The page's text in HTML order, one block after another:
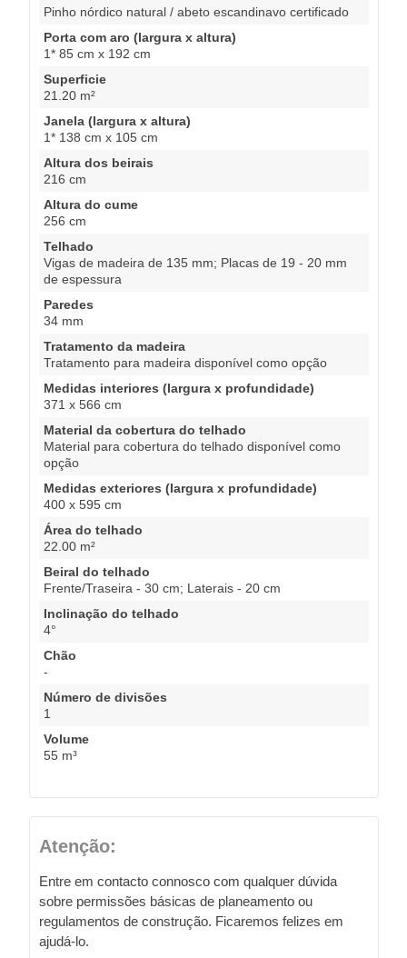
Pinho nórdico natural / abeto escandinavo certificado
Porta com aro (largura x altura)
1* 85 cm x 192 cm
Superficie
21.20 m²
Janela (largura x altura)
1* 138 cm x 105 cm
Altura dos beirais
216 cm
Altura do cume
256 cm
Telhado
Vigas de madeira de 135 mm; Placas de 19 - 20 mm
de espessura
Paredes
34 mm
Tratamento da madeira
Tratamento para madeira disponível como opção
Medidas interiores (largura x profundidade)
371 x 566 cm
Material da cobertura do telhado
Material para cobertura do telhado disponível como
opção
Medidas exteriores (largura x profundidade)
400 x 595 cm
Área do telhado
22.00 m²
Beiral do telhado
Frente/Traseira - 30 cm; Laterais - 20 cm
Inclinação do telhado
4°
Chão
-
Número de divisões
1
Volume
55 m³
Atenção:
Entre em contacto connosco com qualquer dúvida
sobre permissões básicas de planeamento ou
regulamentos de construção. Ficaremos felizes em
ajudá-lo.